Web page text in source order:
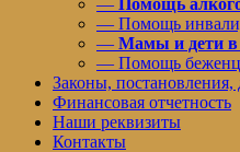
— Помощь
— Мамы и дети в
— Помощь
Законы,
Финансовая отчетность
Наши реквизиты
Контакты